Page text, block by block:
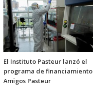
El Instituto Pasteur lanzó el
programa de financiamiento
Amigos Pasteur